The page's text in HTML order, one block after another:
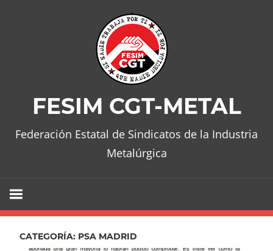
FESIM CGT-METAL
Federación Estatal de Sindicatos de la Industria
Metalúrgica
CATEGORÍA: PSA MADRID